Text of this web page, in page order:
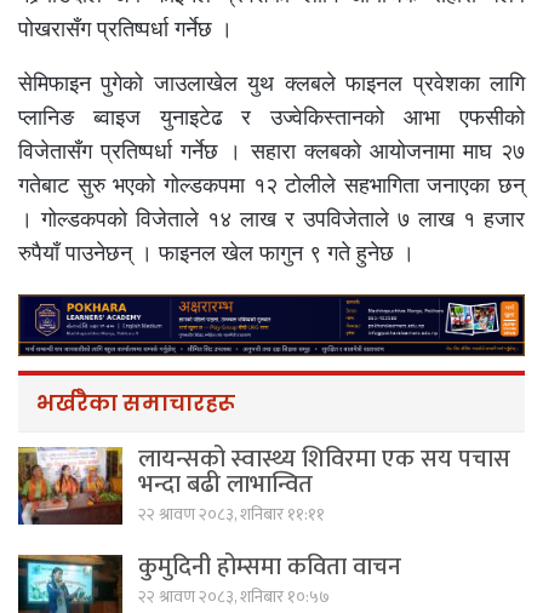
पोखरासँग प्रतिष्पर्धा गर्नेछ ।
सेमिफाइन पुगेको जाउलाखेल युथ क्लबले फाइनल प्रवेशका लागि
प्लानिङ ब्वाइज युनाइटेढ र उज्वेकिस्तानको आभा एफसीको
विजेतासँग प्रतिष्पर्धा गर्नेछ । सहारा क्लबको आयोजनामा माघ २७
गतेबाट सुरु भएको गोल्डकपमा १२ टोलीले सहभागिता जनाएका छन्
। गोल्डकपको विजेताले १४ लाख र उपविजेताले ७ लाख १ हजार
रुपैयाँ पाउनेछन् । फाइनल खेल फागुन ९ गते हुनेछ ।
भर्खरैका समाचारहरू
लायन्सको स्वास्थ्य शिविरमा एक सय पचास
भन्दा बढी लाभान्वित
२२ श्रावण २०८३, शनिबार ११:११
कुमुदिनी होम्समा कविता वाचन
२२ श्रावण २०८३, शनिबार १०:५७